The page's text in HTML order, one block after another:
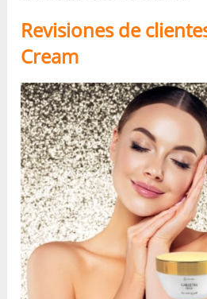
Revisiones de
Cream